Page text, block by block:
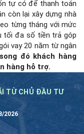
tự có để thanh toán
còn lại xây dựng nhà
từng tháng với mức
tối đa số tiền trả góp
vay 20 năm từ ngân
đó khách hàng
hàng hỗ trợ.
TỪ CHỦ ĐẦU TƯ
2026